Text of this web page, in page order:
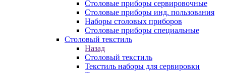
Столовые приборы сервировочные
Столовые приборы инд. пользования
Наборы столовых приборов
Столовые приборы специальные
Столовый текстиль
Назад
Столовый текстиль
Текстиль наборы для сервировки